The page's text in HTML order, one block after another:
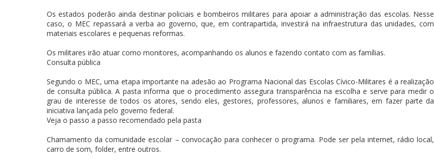
Os estados poderão ainda destinar policiais e bombeiros militares para apoiar a administração das escolas. Nesse
caso, o MEC repassará a verba ao governo, que, em contrapartida, investirá na infraestrutura das unidades, com
materiais escolares e pequenas reformas.
Os militares irão atuar como monitores, acompanhando os alunos e fazendo contato com as famílias.
Consulta pública
Segundo o MEC, uma etapa importante na adesão ao Programa Nacional das Escolas Cívico-Militares é a realização
de consulta pública. A pasta informa que o procedimento assegura transparência na escolha e serve para medir o
grau de interesse de todos os atores, sendo eles, gestores, professores, alunos e familiares, em fazer parte da
iniciativa lançada pelo governo federal.
Veja o passo a passo recomendado pela pasta
Chamamento da comunidade escolar – convocação para conhecer o programa. Pode ser pela internet, rádio local,
carro de som, folder, entre outros.